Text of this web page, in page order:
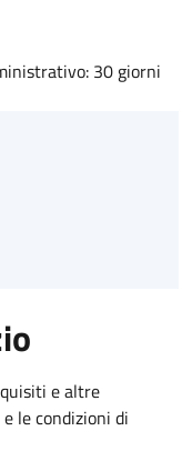
30 giorni
e altre
le condizioni di